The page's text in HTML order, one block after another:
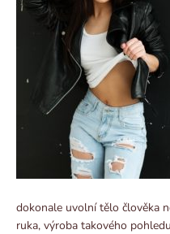
dokonale uvolní tělo člověka
ruka, výroba takového